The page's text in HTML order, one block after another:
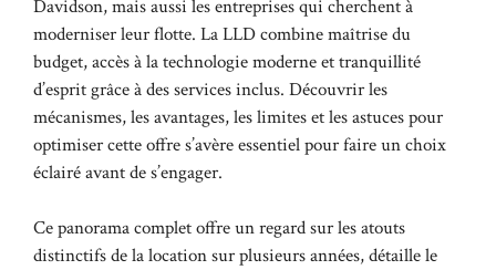
Davidson, mais aussi les entreprises qui cherchent à
moderniser leur flotte. La LLD combine maîtrise du
budget, accès à la technologie moderne et tranquillité
d’esprit grâce à des services inclus. Découvrir les
mécanismes, les avantages, les limites et les astuces pour
optimiser cette offre s’avère essentiel pour faire un choix
éclairé avant de s’engager.
Ce panorama complet offre un regard sur les atouts
distinctifs de la location sur plusieurs années, détaille le